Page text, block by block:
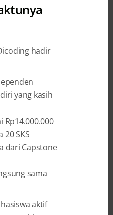
Coding, Kini
Swasono Lulusan
hadir
yang kasih
Rp14.000.000
20 SKS
dari Capstone
sama
aktif